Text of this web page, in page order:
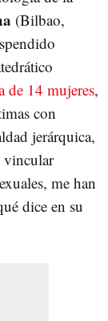
(Bilbao,
de 14 mujeres,
con
jerárquica,
vincular
me han
dice en su